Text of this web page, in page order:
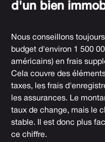
d'un bien
Nous conseillons
budget d'environ 1 500
américains) en frais
Cela couvre des
taxes, les frais
les assurances. Le
taux de change, mais le
stable. Il est donc plus
ce chiffre.